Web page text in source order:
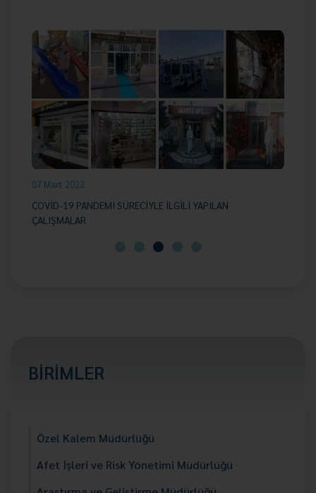
BİRİMLER
Özel Kalem Müdürlüğü
Afet İşleri ve Risk Yönetimi Müdürlüğü
07 Mart 2022
COVİD-19 PANDEMİ SÜRECİYLE İLGİLİ YAPILAN
ÇALIŞMALAR